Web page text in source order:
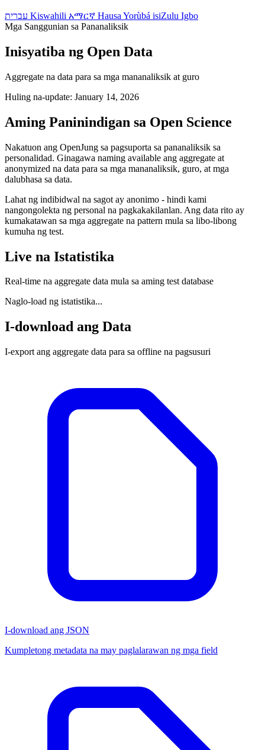
Kiswahili አማርኛ Hausa Yorùbá isiZulu Igbo
Mga Sanggunian sa Pananaliksik
Inisyatiba ng Open Data
Aggregate na data para sa mga mananaliksik at guro
Huling na-update: January 14, 2026
Aming Paninindigan sa Open Science
Nakatuon ang OpenJung sa pagsuporta sa pananaliksik sa
personalidad. Ginagawa naming available ang aggregate at
anonymized na data para sa mga mananaliksik, guro, at mga
dalubhasa sa data.
Lahat ng indibidwal na sagot ay anonimo - hindi kami
nangongolekta ng personal na pagkakakilanlan. Ang data rito ay
kumakatawan sa mga aggregate na pattern mula sa libo-libong
kumuha ng test.
Live na Istatistika
Real-time na aggregate data mula sa aming test database
Naglo-load ng istatistika...
I-download ang Data
I-export ang aggregate data para sa offline na pagsusuri
I-download ang JSON
Kumpletong metadata na may paglalarawan ng mga field